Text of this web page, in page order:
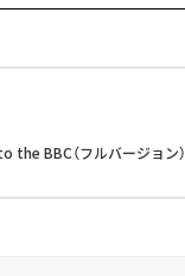
the BBC（フルバージョン）